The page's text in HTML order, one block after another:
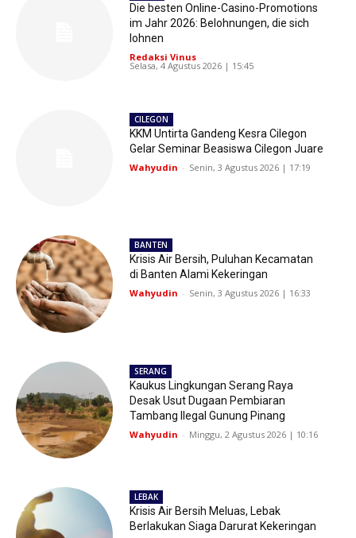
Die besten Online-Casino-Promotions
im Jahr 2026: Belohnungen, die sich
lohnen
Redaksi Vinus -
Selasa, 4 Agustus 2026 | 15:45
CILEGON
KKM Untirta Gandeng Kesra Cilegon
Gelar Seminar Beasiswa Cilegon Juare
Wahyudin - Senin, 3 Agustus 2026 | 17:19
BANTEN
Krisis Air Bersih, Puluhan Kecamatan
di Banten Alami Kekeringan
Wahyudin - Senin, 3 Agustus 2026 | 16:33
SERANG
Kaukus Lingkungan Serang Raya
Desak Usut Dugaan Pembiaran
Tambang Ilegal Gunung Pinang
Wahyudin - Minggu, 2 Agustus 2026 | 10:16
LEBAK
Krisis Air Bersih Meluas, Lebak
Berlakukan Siaga Darurat Kekeringan